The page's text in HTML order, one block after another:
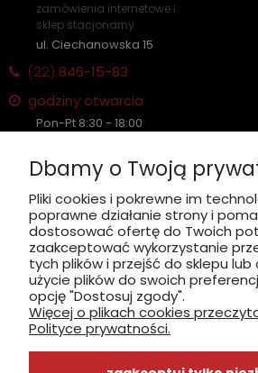
zamówienia internetowe i
sklep stacjonarny
ul. Ciechanowska 15
(22) 846-15-83
godziny otwarcia
Pon-Pt 8:30 - 18:00
Płatność: gotówka, karta, BLIK
INFORMACJE
Dbamy o Twoją
Pliki cookies i pokrewne im
poprawne działanie strony i
dostosować ofertę do Twoich
zaakceptować wykorzystanie
tych plików i przejść do sklepu
użycie plików do swoich
opcję "Dostosuj zgody".
Więcej o plikach cookies
Polityce prywatności.